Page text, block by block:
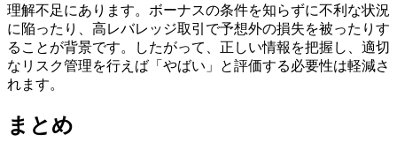
理解不足にあります。ボーナスの条件を知らずに不利な状況
に陥ったり、高レバレッジ取引で予想外の損失を被ったりす
ることが背景です。したがって、正しい情報を把握し、適切
なリスク管理を行えば「やばい」と評価する必要性は軽減さ
れます。
まとめ